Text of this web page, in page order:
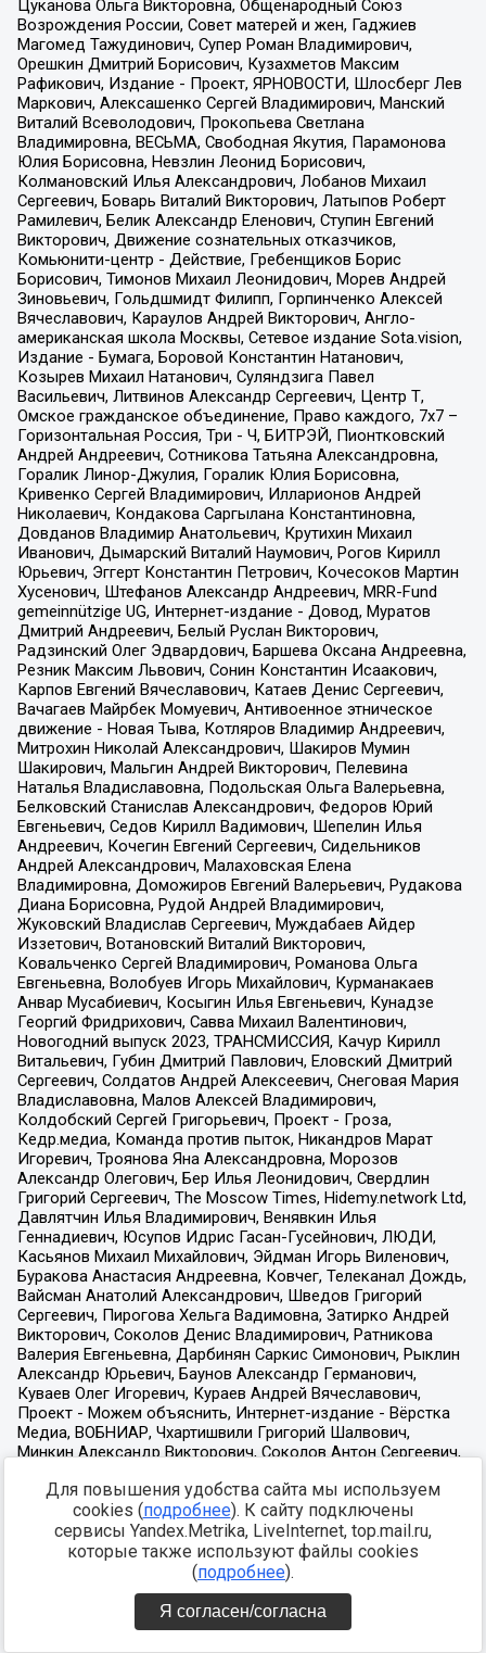
Для повышения удобства сайта мы используем
cookies (подробнее). К сайту подключены
сервисы Yandex.Metrika, LiveInternet, top.mail.ru,
которые также используют файлы cookies
(подробнее).
Я согласен/согласна